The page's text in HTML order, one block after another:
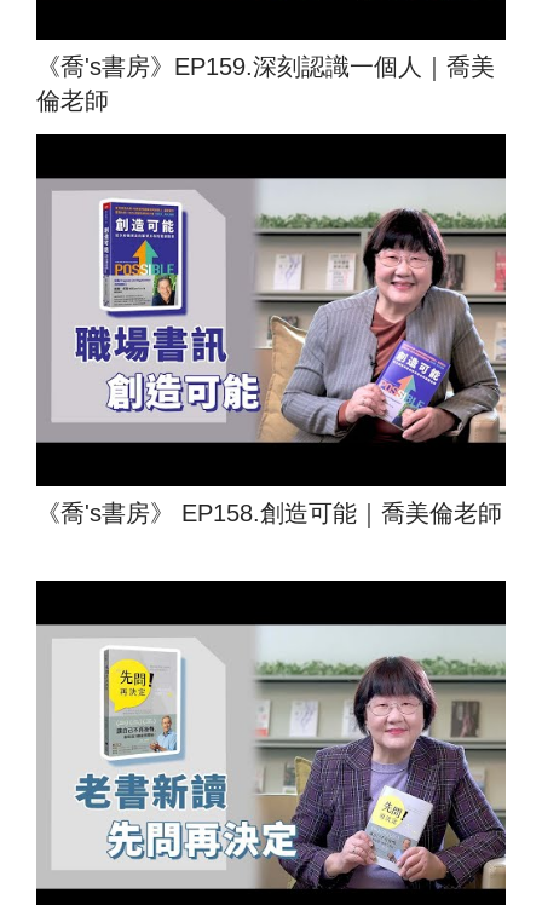
《喬's書房》EP159.深刻認識一個人｜喬美
倫老師
《喬's書房》 EP158.創造可能｜喬美倫老師